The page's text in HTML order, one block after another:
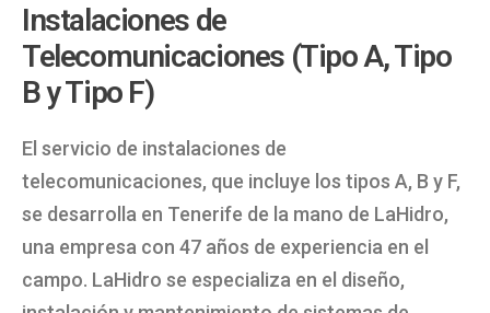
Instalaciones de
Telecomunicaciones (Tipo A, Tipo
B y Tipo F)
El servicio de instalaciones de
telecomunicaciones, que incluye los tipos A, B y F,
se desarrolla en Tenerife de la mano de LaHidro,
una empresa con 47 años de experiencia en el
campo. LaHidro se especializa en el diseño,